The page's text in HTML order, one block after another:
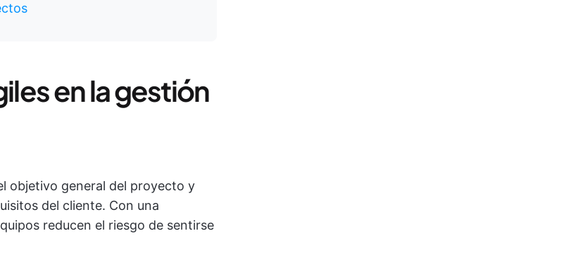
en la gestión
objetivo general del proyecto y
del cliente. Con una
reducen el riesgo de sentirse